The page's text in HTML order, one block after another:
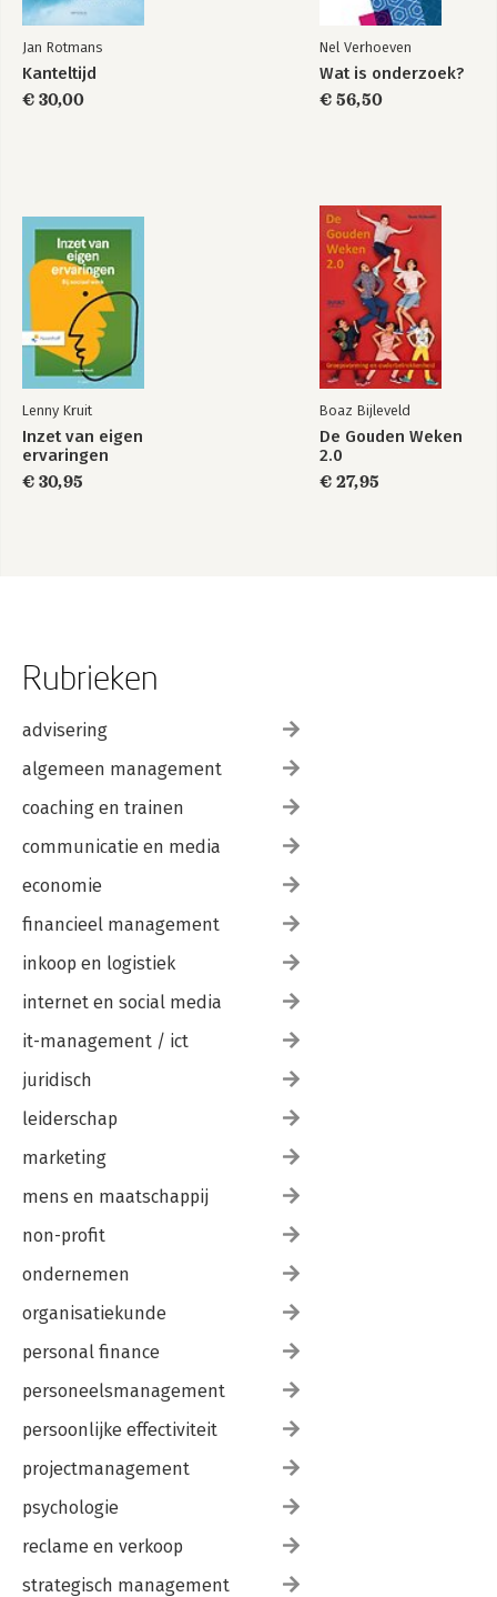
Jan Rotmans
Kanteltijd
€ 30,00
Nel Verhoeven
Wat is onderzoek?
€ 56,50
Lenny Kruit
Inzet van eigen
ervaringen
€ 30,95
Boaz Bijleveld
De Gouden Weken
2.0
€ 27,95
Rubrieken
advisering
algemeen management
coaching en trainen
communicatie en media
economie
financieel management
inkoop en logistiek
internet en social media
it-management / ict
juridisch
leiderschap
marketing
mens en maatschappij
non-profit
ondernemen
organisatiekunde
personal finance
personeelsmanagement
persoonlijke effectiviteit
projectmanagement
psychologie
reclame en verkoop
strategisch management